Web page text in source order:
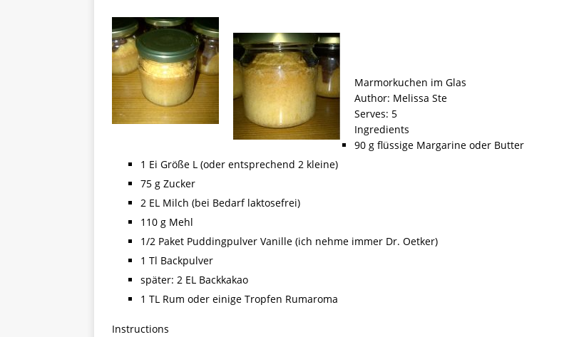
Ökologie
ALLGEMEIN
[ 15. Mai 2026 ] Katha backt glutenfrei – Das Familienbackbuch für Groß und Klein
ALLGEMEIN
Marmorkuchen im Glas
Author: Melissa Ste
Serves: 5
Ingredients
90 g flüssige Margarine oder Butter
1 Ei Größe L (oder entsprechend 2 kleine)
75 g Zucker
2 EL Milch (bei Bedarf laktosefrei)
110 g Mehl
1/2 Paket Puddingpulver Vanille (ich nehme immer Dr. Oetker)
1 Tl Backpulver
später: 2 EL Backkakao
1 TL Rum oder einige Tropfen Rumaroma
Instructions